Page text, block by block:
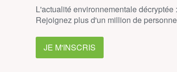
L'actualité environnementale
Rejoignez plus d'un million de
JE M'INSCRIS